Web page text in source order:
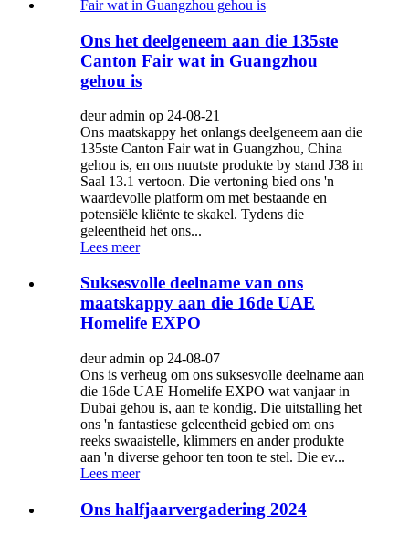
Ons het deelgeneem aan die 135ste
Canton Fair wat in Guangzhou
gehou is
deur admin op 24-08-21
Ons maatskappy het onlangs deelgeneem aan die
135ste Canton Fair wat in Guangzhou, China
gehou is, en ons nuutste produkte by stand J38 in
Saal 13.1 vertoon. Die vertoning bied ons 'n
waardevolle platform om met bestaande en
potensiële kliënte te skakel. Tydens die
geleentheid het ons...
Lees meer
Suksesvolle deelname van ons
maatskappy aan die 16de UAE
Homelife EXPO
deur admin op 24-08-07
Ons is verheug om ons suksesvolle deelname aan
die 16de UAE Homelife EXPO wat vanjaar in
Dubai gehou is, aan te kondig. Die uitstalling het
ons 'n fantastiese geleentheid gebied om ons
reeks swaaistelle, klimmers en ander produkte
aan 'n diverse gehoor ten toon te stel. Die ev...
Lees meer
Ons halfjaarvergadering 2024